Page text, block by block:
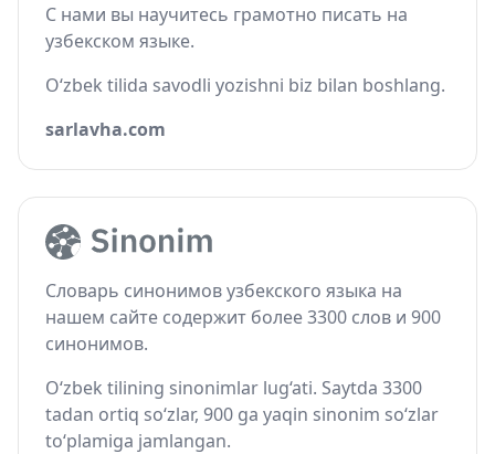
С нами вы научитесь грамотно писать на
узбекском языке.
O‘zbek tilida savodli yozishni biz bilan boshlang.
sarlavha.com
Словарь синонимов узбекского языка на
нашем сайте содержит более 3300 слов и 900
синонимов.
O‘zbek tilining sinonimlar lug‘ati. Saytda 3300
tadan ortiq so‘zlar, 900 ga yaqin sinonim so‘zlar
to‘plamiga jamlangan.